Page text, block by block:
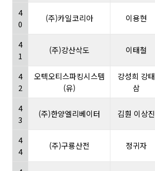
4
0
(주)카일코리아 이용현
4
1
(주)강산삭도 이태철
4
2
오텍오티스파킹시스템
(유)
강성희 강태
삼
4
3
(주)한양엘리베이터 김훤 이상진
4
4
(주)구룡산전 정귀자